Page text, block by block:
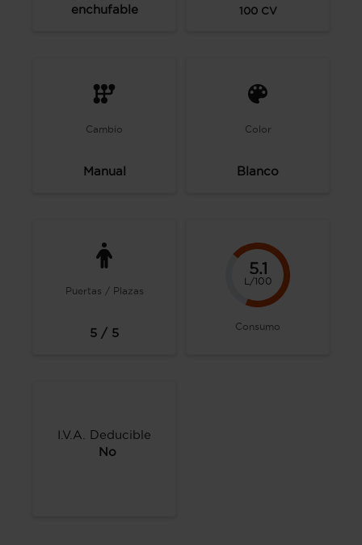
enchufable
100CV
Cambio
Manual
Color
Blanco
Puertas / Plazas
5 / 5
5.1
L/100
Consumo
I.V.A. Deducible
No